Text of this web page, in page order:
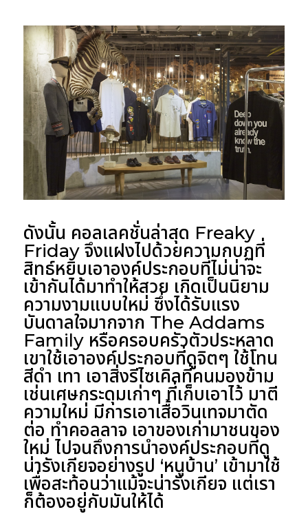
ดังนั้น คอลเลคชั่นล่าสุด Freaky
Fridayจึงแฝงไปด้วยความกบฏที่
สิทธ์หยิบเอาองค์ประกอบที่ไม่น่าจะ
เข้ากันได้มาทำให้สวย เกิดเป็นนิยาม
ความงามแบบใหม่ ซึ่งได้รับแรง
บันดาลใจมากจาก The Addams
Family หรือครอบครัวตัวประหลาด
เขาใช้เอาองค์ประกอบที่ดูจิตๆ ใช้โทน
สีดำ เทา เอาสิ่งรีไซเคิลที่คนมองข้าม
เช่นเศษกระดุมเก่าๆ ที่เก็บเอาไว้ มาตี
ความใหม่ มีการเอาเสื้อวินเทจมาตัด
ต่อ ทำคอลลาจ เอาของเก่ามาชนของ
ใหม่ ไปจนถึงการนำองค์ประกอบที่ดู
น่ารังเกียจอย่างรูป ‘หนูบ้าน’ เข้ามาใช้
เพื่อสะท้อนว่าแม้จะน่ารังเกียจ แต่เรา
ก็ต้องอยู่กับมันให้ได้